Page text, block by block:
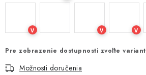
V V V
Pre zobrazenie dostupnosti zvoľte variant
Možnosti doručenia